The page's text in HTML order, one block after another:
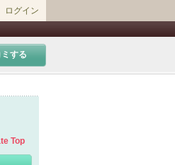
ログイン
する
Top